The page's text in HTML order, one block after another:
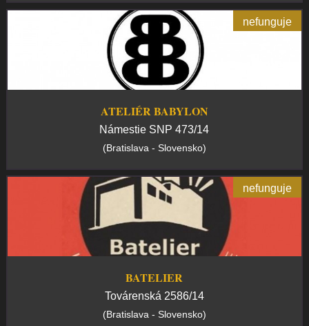
nefunguje
ATELIÉR BABYLON
Námestie SNP 473/14
(Bratislava - Slovensko)
nefunguje
BATELIER
Továrenská 2586/14
(Bratislava - Slovensko)